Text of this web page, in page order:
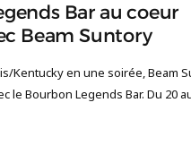
Bar au coeur
Beam Suntory
Kentucky en une soirée, Beam
le Bourbon Legends Bar. Du 20